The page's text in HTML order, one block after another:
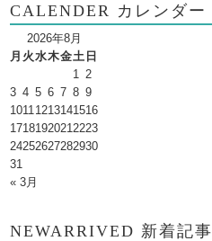
CALENDER カレンダー
2026年8月
月 火水木金土 日
1
2
3 4 5 6 7 8 9
1011 1213141516
1718192021 2223
24252627282930
31
« 3月
NEWARRIVED 新着記事